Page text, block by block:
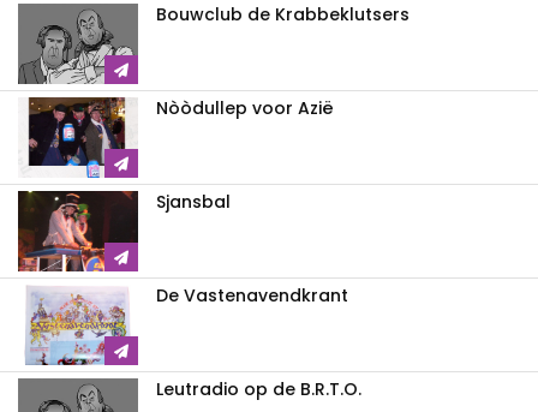
Bouwclub de Krabbeklutsers
Nòòdullep voor Azië
Sjansbal
De Vastenavendkrant
Leutradio op de B.R.T.O.